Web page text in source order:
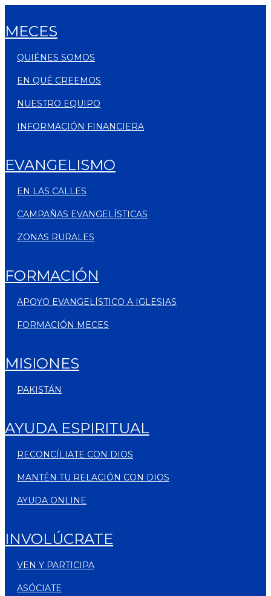
MECES
QUIÉNES SOMOS
EN QUÉ CREEMOS
NUESTRO EQUIPO
INFORMACIÓN FINANCIERA
EVANGELISMO
EN LAS CALLES
CAMPAÑAS EVANGELÍSTICAS
ZONAS RURALES
FORMACIÓN
APOYO EVANGELÍSTICO A IGLESIAS
FORMACIÓN MECES
MISIONES
PAKISTÁN
AYUDA ESPIRITUAL
RECONCÍLIATE CON DIOS
MANTÉN TU RELACIÓN CON DIOS
AYUDA ONLINE
INVOLÚCRATE
VEN Y PARTICIPA
ASÓCIATE